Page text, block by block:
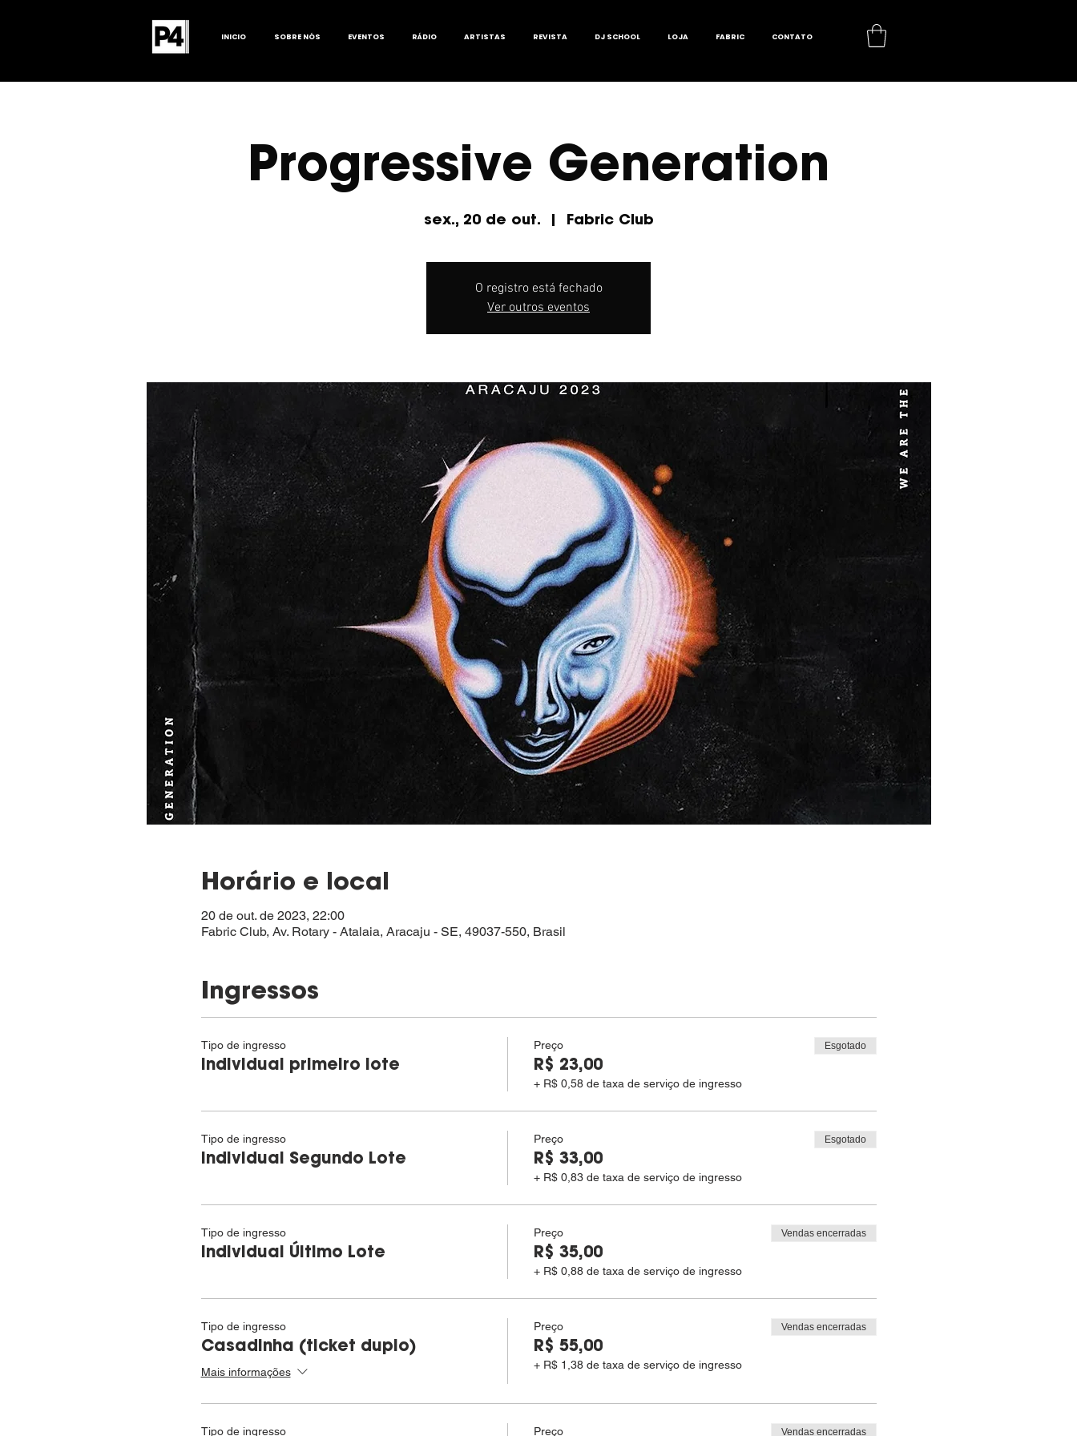
INICIO SOBRE NÓS EVENTOS RÁDIO ARTISTAS REVISTA DJ SCHOOL LOJA FABRIC CONTATO
Progressive Generation
sex., 20 de out.
  |
Fabric Club
O registro está fechado
Ver outros eventos
Horário e local
20 de out. de 2023, 22:00
Fabric Club, Av. Rotary - Atalaia, Aracaju - SE, 49037-550, Brasil
Ingressos
Tipo de ingresso
Individual primeiro lote
Preço
R$ 23,00
+ R$ 0,58 de taxa de serviço de ingresso
Esgotado
Tipo de ingresso
Individual Segundo Lote
Preço
R$ 33,00
+ R$ 0,83 de taxa de serviço de ingresso
Esgotado
Tipo de ingresso
Individual Último Lote
Preço
R$ 35,00
+ R$ 0,88 de taxa de serviço de ingresso
Vendas encerradas
Tipo de ingresso
Casadinha (ticket duplo)
Mais informações
Preço
R$ 55,00
+ R$ 1,38 de taxa de serviço de ingresso
Vendas encerradas
Tipo de ingresso Preço Vendas encerradas